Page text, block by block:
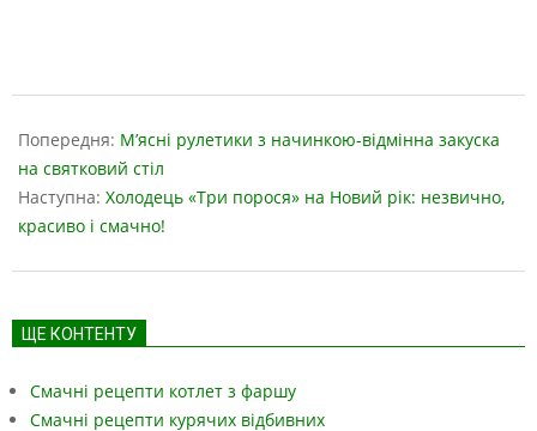
04-
26
Попередня: М’ясні рулетики з начинкою-відмінна закуска
на святковий стіл
Наступна: Холодець «Три порося» на Новий рік: незвично,
красиво і смачно!
ЩЕ КОНТЕНТУ
Смачні рецепти котлет з фаршу
Смачні рецепти курячих відбивних